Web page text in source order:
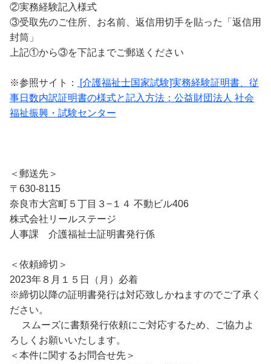
②実務経験記入様式
③受取先のご住所、お名前、返信用切手を貼った「返信用
封筒」
上記①から③を下記までご郵送ください
※参照サイト：
[介護福祉士国家試験]実務経験証明書、従
事日数内訳証明書の様式と記入方法：公益財団法人 社会
福祉振興・試験センター
＜郵送先＞
〒630-8115
奈良市大宮町５丁目３−１４ 不動ビル406
株式会社リールステージ
人事課 介護福祉士証明書発行係
＜依頼締切＞
2023年８月１５日（月）必着
※締切以降の証明書発行は対応致しかねますのでご了承く
ださい。
スムーズに書類発行依頼にご対応するため、ご協力よ
ろしくお願いいたします。
＜本件に関するお問合せ先＞